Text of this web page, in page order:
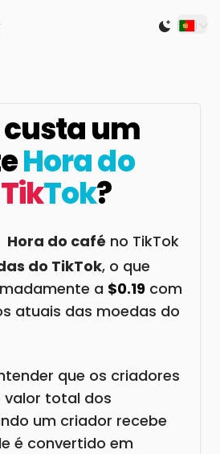
Switch
um
Hora do
TikTok?
Hora do café no TikTok
do TikTok, o que
a $0.19 com
atuais das moedas do
que os criadores
valor total dos
um criador recebe
é convertido em